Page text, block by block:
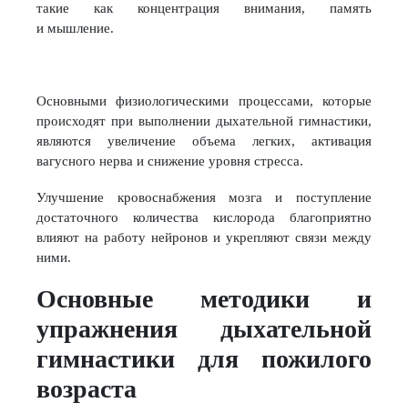
такие как концентрация внимания, память
и мышление.
Основными физиологическими процессами, которые
происходят при выполнении дыхательной гимнастики,
являются увеличение объема легких, активация
вагусного нерва и снижение уровня стресса.
Улучшение кровоснабжения мозга и поступление
достаточного количества кислорода благоприятно
влияют на работу нейронов и укрепляют связи между
ними.
Основные методики и
упражнения дыхательной
гимнастики для пожилого
возраста